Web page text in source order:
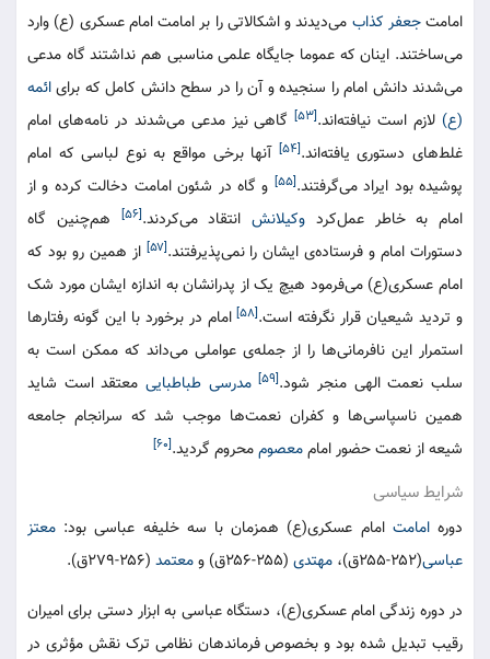
امامتجعفر کذاب می‌دیدند و اشکالاتی را بر امامت امام عسکری (ع) وارد
می‌ساختند. اینان که عموما جایگاه علمی مناسبی هم نداشتند گاه مدعی
می‌شدند دانش امام را سنجیده و آن را در سطح دانش کامل که برایائمه
(ع) لازم است نیافته‌اند.[۵۳]
گاهی نیز مدعی می‌شدند در نامه‌های امام
غلط‌های دستوری یافته‌اند.[۵۴]
آنها برخی مواقع به نوع لباسی که امام
پوشیده بود ایراد می‌گرفتند.[۵۵]
و گاه در شئون امامت دخالت کرده و از
امام به خاطر عمل‌کرد وکیلانش انتقاد می‌کردند.[۵۶]
هم‌چنین گاه
دستورات امام و فرستاده‌ی ایشان را نمی‌پذیرفتند.[۵۷]
از همین رو بود که
امام عسکری(ع) می‌فرمود هیچ یک از پدرانشان به اندازه ایشان مورد شک
و تردید شیعیان قرار نگرفته است.[۵۸]
امام در برخورد با این گونه رفتارها
استمرار این نافرمانی‌ها را از جمله‌ی عواملی می‌داند که ممکن است به
سلب نعمت الهی منجر شود.[۵۹] مدرسی طباطبایی معتقد است شاید
همین ناسپاسی‌ها و کفران نعمت‌ها موجب شد که سرانجام جامعه
شیعه از نعمت حضور اماممعصوممحروم گردید.[۶۰]
شرایط سیاسی
دورهامامت امام عسکری(ع) همزمان با سه خلیفه عباسی بود: معتز
عباسی(۲۵۲-۲۵۵ق)، مهتدی (۲۵۵-۲۵۶ق) و معتمد (۲۵۶-۲۷۹ق).
در دوره زندگی امام عسکری(ع)، دستگاه عباسی به ابزار دستی برای امیران
رقیب تبدیل شده بود و بخصوص فرماندهان نظامی ترک نقش مؤثری در